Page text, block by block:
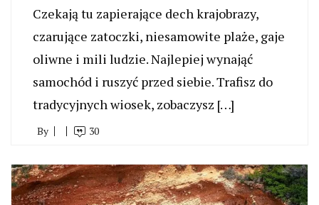
Czekają tu zapierające dech krajobrazy,
czarujące zatoczki, niesamowite plaże, gaje
oliwne i mili ludzie. Najlepiej wynająć
samochód i ruszyć przed siebie. Trafisz do
tradycyjnych wiosek, zobaczysz […]
By 30